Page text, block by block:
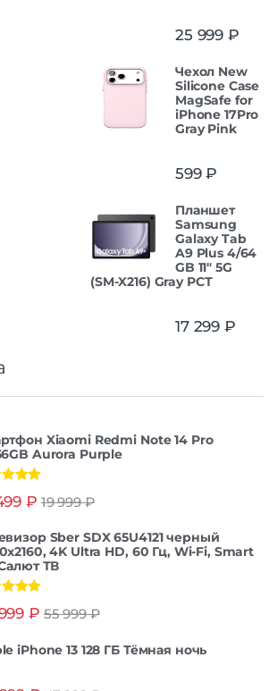
25 999 ₽
Чехол New
Silicone Case
MagSafe for
iPhone 17Pro
Gray Pink
599₽
Планшет
Samsung
Galaxy Tab
A9 Plus 4/64
GB 11" 5G
(SM-X216) Gray РСТ
17 299 ₽
Xiaomi Redmi Note 14 Pro
Aurora Purple
₽ 19 999₽
Sber SDX 65U4121 черный
4K Ultra HD, 60 Гц, Wi-Fi, Smart
ТВ
₽ 55 999₽
iPhone 13 128 ГБ Тёмная ночь